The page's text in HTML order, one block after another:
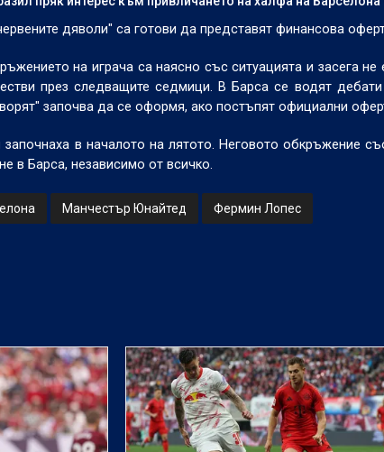
дяволи" са готови да представят финансова
на играча са наясно със ситуацията и засега
през следващите седмици. В Барса се водят
започва да се оформя, ако постъпят официални
в началото на лятото. Неговото обкръжение
в Барса, независимо от всичко.
Манчестър Юнайтед Фермин Лопес